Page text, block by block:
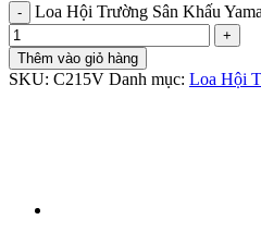
Loa Hội Trường Sân Khấu
Thêm vào giỏ hàng
SKU: C215V Danh mục: Loa Hội